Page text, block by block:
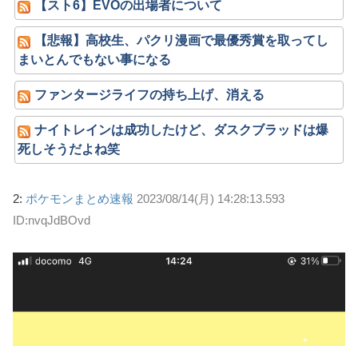
【スト6】EVOの出場者について
【悲報】高校生、パクリ漫画で最優秀賞を取ってし
まいとんでもない事になる
ファンタージライフの持ち上げ、消える
ナイトレインは成功したけど、ダスクブラッドは爆
死しそうだよね笑
2: ポケモンまとめ速報 2023/08/14(月) 14:28:13.593
ID:nvqJdBOvd